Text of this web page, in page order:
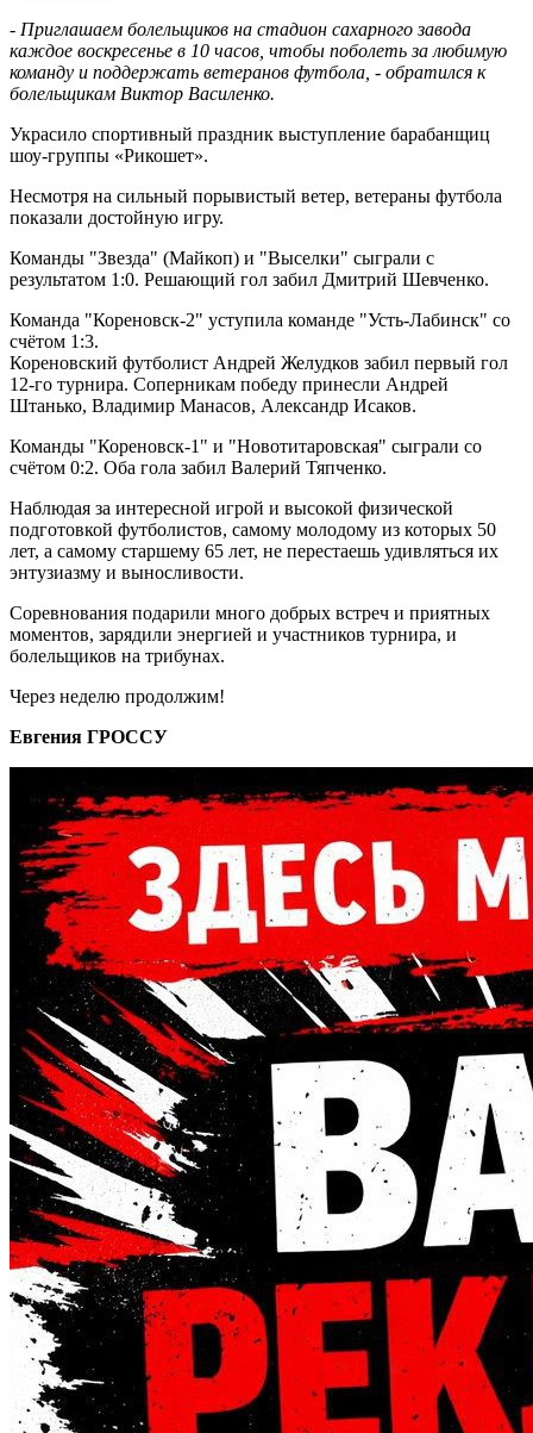
- Приглашаем болельщиков на стадион сахарного завода
каждое воскресенье в 10 часов, чтобы поболеть за любимую
команду и поддержать ветеранов футбола, - обратился к
болельщикам Виктор Василенко.
Украсило спортивный праздник выступление барабанщиц
шоу-группы «Рикошет».
Несмотря на сильный порывистый ветер, ветераны футбола
показали достойную игру.
Команды "Звезда" (Майкоп) и "Выселки" сыграли с
результатом 1:0. Решающий гол забил Дмитрий Шевченко.
Команда "Кореновск-2" уступила команде "Усть-Лабинск" со
счётом 1:3.
Кореновский футболист Андрей Желудков забил первый гол
12-го турнира. Соперникам победу принесли Андрей
Штанько, Владимир Манасов, Александр Исаков.
Команды "Кореновск-1" и "Новотитаровская" сыграли со
счётом 0:2. Оба гола забил Валерий Тяпченко.
Наблюдая за интересной игрой и высокой физической
подготовкой футболистов, самому молодому из которых 50
лет, а самому старшему 65 лет, не перестаешь удивляться их
энтузиазму и выносливости.
Соревнования подарили много добрых встреч и приятных
моментов, зарядили энергией и участников турнира, и
болельщиков на трибунах.
Через неделю продолжим!
Евгения ГРОССУ